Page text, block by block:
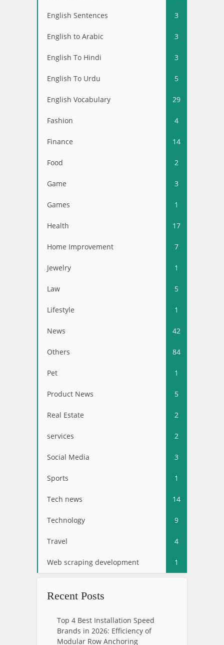
English Sentences 3
English to Arabic 3
English To Hindi 3
English To Urdu 5
English Vocabulary 29
Fashion 4
Finance 14
Food 2
Game 3
Games 1
Health 17
Home Improvement 7
Jewelry 1
Law 5
Lifestyle 1
News 42
Others 84
Pet 1
Product News 5
Real Estate 2
services 2
Social Media 3
Sports 1
Tech news 14
Technology 9
Travel 4
Web scraping development 1
Recent Posts
Top 4 Best Installation Speed
Brands in 2026: Efficiency of
Modular Row Anchoring